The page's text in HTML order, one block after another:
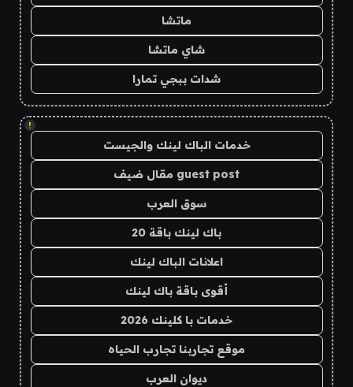
ماتشا
شاي ماتشا
شدات ببجي تمارا
!
خدمات الباك لينك والجيست
guest post مقال ضيف
سوق العرب
باك لينك باقة 20
اعلانات الباك لينك
أقوى باقة باك لينك
خدمات با كلينك 2026
موقع تجاربنا تجارب الحياه
ديوان العرب